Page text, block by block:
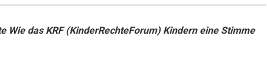
Wie das KRF (KinderRechteForum) Kindern eine Stimme